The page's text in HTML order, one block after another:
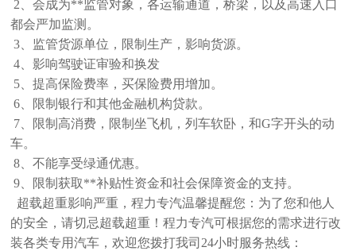
2、会成为**监管对象，各运输通道，桥梁，以及高速入口
都会严加监测。
3、监管货源单位，限制生产，影响货源。
4、影响驾驶证审验和换发
5、提高保险费率，买保险费用增加。
6、限制银行和其他金融机构贷款。
7、限制高消费，限制坐飞机，列车软卧，和G字开头的动
车。
8、不能享受绿通优惠。
9、限制获取**补贴性资金和社会保障资金的支持。
超载超重影响严重，程力专汽温馨提醒您：为了您和他人
的安全，请切忌超载超重！程力专汽可根据您的需求进行改
装各类专用汽车，欢迎您拨打我司24小时服务热线：